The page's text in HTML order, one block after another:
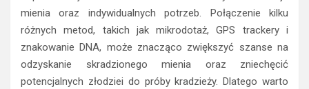
mienia oraz indywidualnych potrzeb. Połączenie kilku
różnych metod, takich jak mikrodotaż, GPS trackery i
znakowanie DNA, może znacząco zwiększyć szanse na
odzyskanie skradzionego mienia oraz zniechęcić
potencjalnych złodziei do próby kradzieży. Dlatego warto